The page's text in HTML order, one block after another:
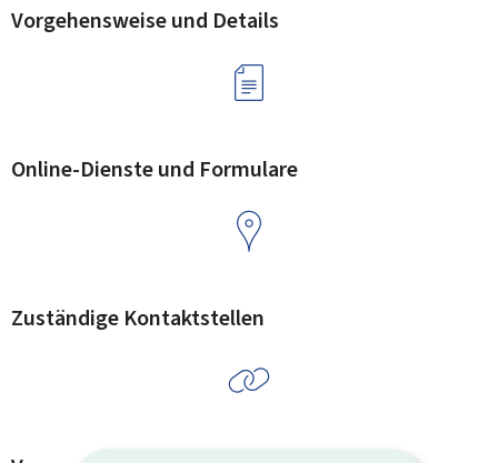
Vorgehensweise und Details
Online-Dienste und Formulare
Zuständige Kontaktstellen